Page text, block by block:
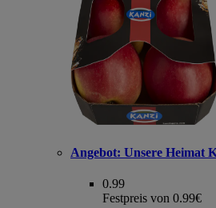
Angebot: Unsere Heimat
0.99
Festpreis von 0.99€